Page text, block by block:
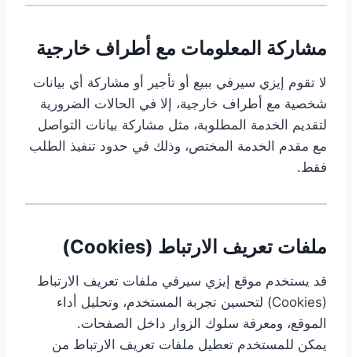
مشاركة المعلومات مع أطراف خارجية
لا تقوم إيزي سيرفي ببيع أو تأجير أو مشاركة أي بيانات
شخصية مع أطراف خارجية، إلا في الحالات الضرورية
لتقديم الخدمة المطلوبة، مثل مشاركة بيانات التواصل
مع مقدم الخدمة المختص، وذلك في حدود تنفيذ الطلب
فقط.
ملفات تعريف الارتباط (Cookies)
قد يستخدم موقع إيزي سيرفي ملفات تعريف الارتباط
(Cookies) لتحسين تجربة المستخدم، وتحليل أداء
الموقع، ومعرفة سلوك الزوار داخل الصفحات.
يمكن للمستخدم تعطيل ملفات تعريف الارتباط من